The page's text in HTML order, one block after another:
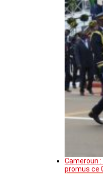
Cameroun
promus ce